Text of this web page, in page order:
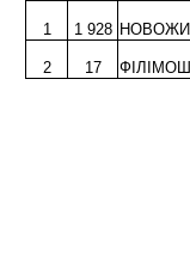
1 1 928
2 17